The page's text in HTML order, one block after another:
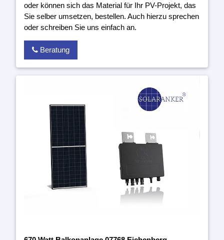
oder können sich das Material für Ihr PV-Projekt, das
Sie selber umsetzen, bestellen. Auch hierzu sprechen
oder schreiben Sie uns einfach an.
Beratung